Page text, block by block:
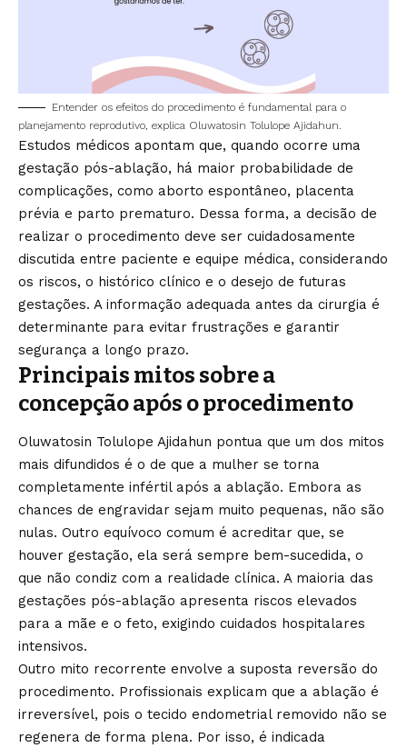
Entender os efeitos do procedimento é fundamental para o
planejamento reprodutivo, explica Oluwatosin Tolulope Ajidahun.
Estudos médicos apontam que, quando ocorre uma
gestação pós-ablação, há maior probabilidade de
complicações, como aborto espontâneo, placenta
prévia e parto prematuro. Dessa forma, a decisão de
realizar o procedimento deve ser cuidadosamente
discutida entre paciente e equipe médica, considerando
os riscos, o histórico clínico e o desejo de futuras
gestações. A informação adequada antes da cirurgia é
determinante para evitar frustrações e garantir
segurança a longo prazo.
Principais mitos sobre a
concepção após o procedimento
Oluwatosin Tolulope Ajidahun pontua que um dos mitos
mais difundidos é o de que a mulher se torna
completamente infértil após a ablação. Embora as
chances de engravidar sejam muito pequenas, não são
nulas. Outro equívoco comum é acreditar que, se
houver gestação, ela será sempre bem-sucedida, o
que não condiz com a realidade clínica. A maioria das
gestações pós-ablação apresenta riscos elevados
para a mãe e o feto, exigindo cuidados hospitalares
intensivos.
Outro mito recorrente envolve a suposta reversão do
procedimento. Profissionais explicam que a ablação é
irreversível, pois o tecido endometrial removido não se
regenera de forma plena. Por isso, é indicada